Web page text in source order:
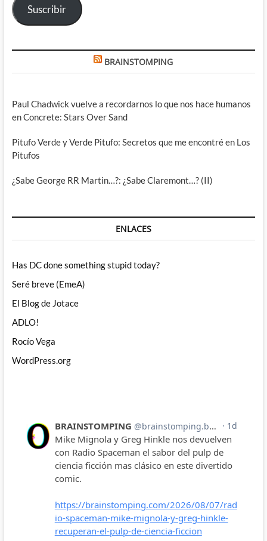
Suscribir
BRAINSTOMPING
Paul Chadwick vuelve a recordarnos lo que nos hace humanos
en Concrete: Stars Over Sand
Pitufo Verde y Verde Pitufo: Secretos que me encontré en Los
Pitufos
¿Sabe George RR Martin…?: ¿Sabe Claremont…? (II)
ENLACES
Has DC done something stupid today?
Seré breve (EmeA)
El Blog de Jotace
ADLO!
Rocío Vega
WordPress.org